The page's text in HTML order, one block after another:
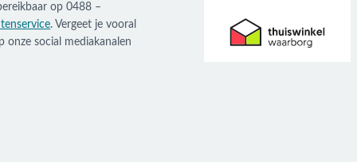
op 0488 –
. Vergeet je vooral
social mediakanalen